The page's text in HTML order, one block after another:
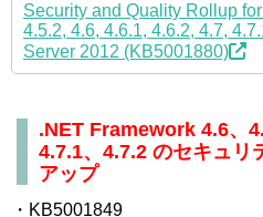
Security and Quality Rollup
4.5.2, 4.6, 4.6.1, 4.6.2, 4.7,
Server 2012 (KB5001880)
.NET Framework 4.6、
4.7.1、4.7.2 のセキュリ
アップ
・KB5001849